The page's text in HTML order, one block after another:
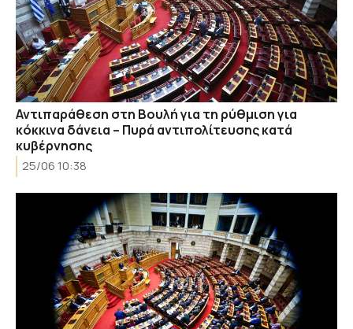
Αντιπαράθεση στη Βουλή για τη ρύθμιση για
κόκκινα δάνεια – Πυρά αντιπολίτευσης κατά
κυβέρνησης
25/06 10:38